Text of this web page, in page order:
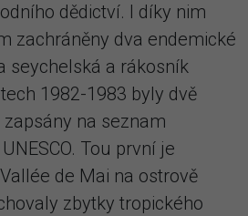
dědictví. I díky nim
zachráněny dva endemické
seychelská a rákosník
1982-1983 byly dvě
na seznam
Tou první je
de Mai na ostrově
zbytky tropického